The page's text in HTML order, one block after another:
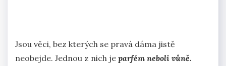
Jsou věci, bez kterých se pravá dáma jistě
neobejde. Jednou z nich je parfém neboli vůně.